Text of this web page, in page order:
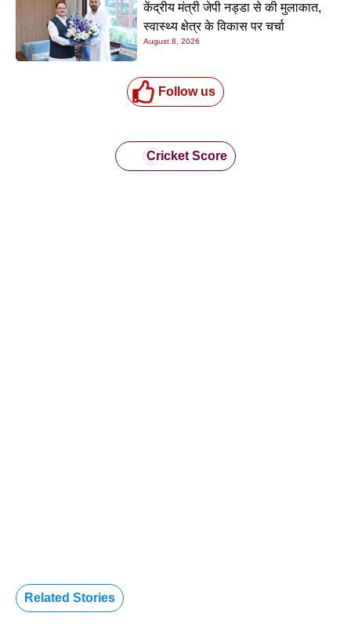
केंद्रीय मंत्री जेपी नड्डा से की मुलाकात,
स्वास्थ्य क्षेत्र के विकास पर चर्चा
August 8, 2026
Follow us
Cricket Score
Related Stories